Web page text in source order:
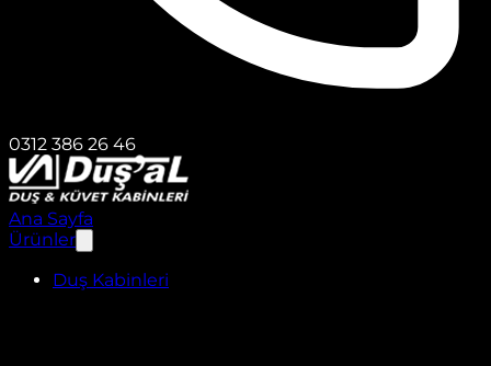
0312 386 26 46
Ana Sayfa
Ürünler
Duş Kabinleri